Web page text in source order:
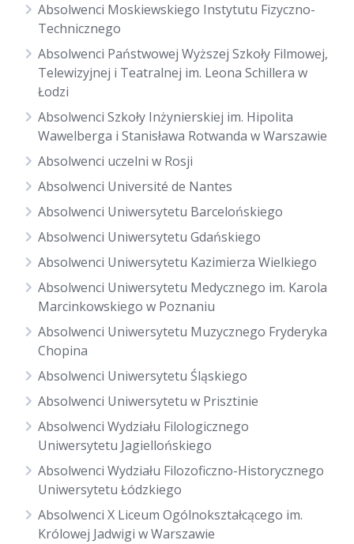
Absolwenci Moskiewskiego Instytutu Fizyczno-
Technicznego
Absolwenci Państwowej Wyższej Szkoły Filmowej,
Telewizyjnej i Teatralnej im. Leona Schillera w
Łodzi
Absolwenci Szkoły Inżynierskiej im. Hipolita
Wawelberga i Stanisława Rotwanda w Warszawie
Absolwenci uczelni w Rosji
Absolwenci Université de Nantes
Absolwenci Uniwersytetu Barcelońskiego
Absolwenci Uniwersytetu Gdańskiego
Absolwenci Uniwersytetu Kazimierza Wielkiego
Absolwenci Uniwersytetu Medycznego im. Karola
Marcinkowskiego w Poznaniu
Absolwenci Uniwersytetu Muzycznego Fryderyka
Chopina
Absolwenci Uniwersytetu Śląskiego
Absolwenci Uniwersytetu w Prisztinie
Absolwenci Wydziału Filologicznego
Uniwersytetu Jagiellońskiego
Absolwenci Wydziału Filozoficzno-Historycznego
Uniwersytetu Łódzkiego
Absolwenci X Liceum Ogólnokształcącego im.
Królowej Jadwigi w Warszawie